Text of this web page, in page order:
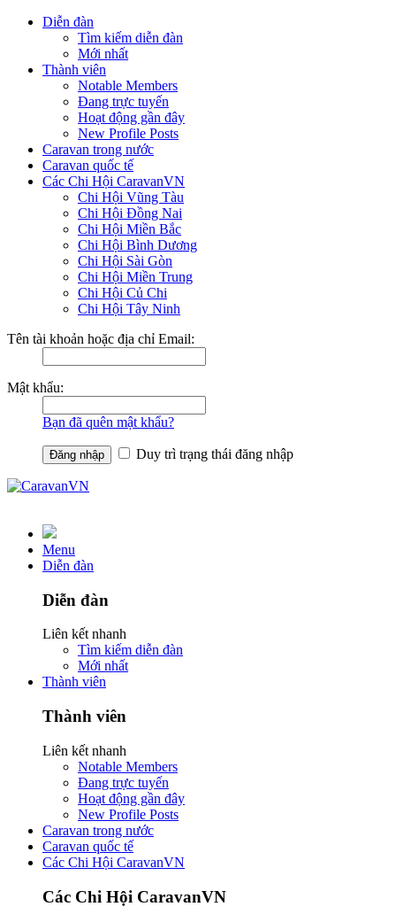
Diễn đàn
Tìm kiếm diễn đàn
Mới nhất
Thành viên
Notable Members
Đang trực tuyến
Hoạt động gần đây
New Profile Posts
Caravan trong nước
Caravan quốc tế
Các Chi Hội CaravanVN
Chi Hội Vũng Tàu
Chi Hội Đồng Nai
Chi Hội Miền Bắc
Chi Hội Bình Dương
Chi Hội Sài Gòn
Chi Hội Miền Trung
Chi Hội Củ Chi
Chi Hội Tây Ninh
Tên tài khoản hoặc địa chỉ Email:
Mật khẩu:
Bạn đã quên mật khẩu?
Duy trì trạng thái đăng nhập
Menu
Diễn đàn
Diễn đàn
Liên kết nhanh
Tìm kiếm diễn đàn
Mới nhất
Thành viên
Thành viên
Liên kết nhanh
Notable Members
Đang trực tuyến
Hoạt động gần đây
New Profile Posts
Caravan trong nước
Caravan quốc tế
Các Chi Hội CaravanVN
Các Chi Hội CaravanVN